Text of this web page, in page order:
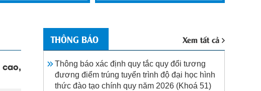
cao,
THÔNG BÁO Xem tất cả
Thông báo xác định quy tắc quy đổi tương
đương điểm trúng tuyển trình độ đại học hình
thức đào tạo chính quy năm 2026 (Khoá 51)